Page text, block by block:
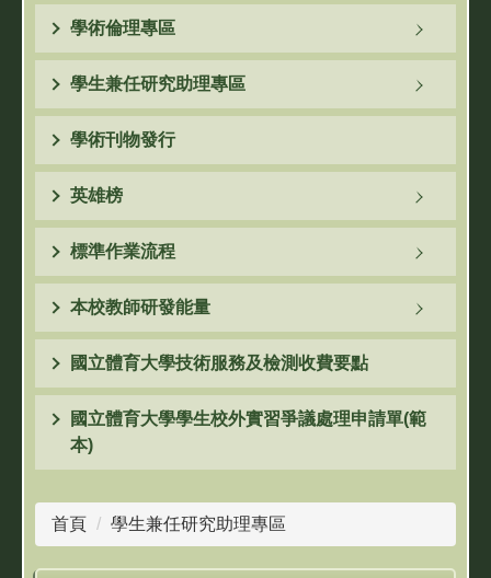
學術倫理專區
學生兼任研究助理專區
學術刊物發行
英雄榜
標準作業流程
本校教師研發能量
國立體育大學技術服務及檢測收費要點
國立體育大學學生校外實習爭議處理申請單(範
本)
首頁 學生兼任研究助理專區